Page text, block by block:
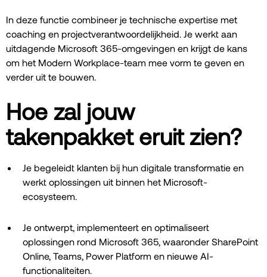
In deze functie combineer je technische expertise met
coaching en projectverantwoordelijkheid. Je werkt aan
uitdagende Microsoft 365-omgevingen en krijgt de kans
om het Modern Workplace-team mee vorm te geven en
verder uit te bouwen.
Hoe zal jouw
takenpakket eruit zien?
Je begeleidt klanten bij hun digitale transformatie en
werkt oplossingen uit binnen het Microsoft-
ecosysteem.
Je ontwerpt, implementeert en optimaliseert
oplossingen rond Microsoft 365, waaronder SharePoint
Online, Teams, Power Platform en nieuwe AI-
functionaliteiten.